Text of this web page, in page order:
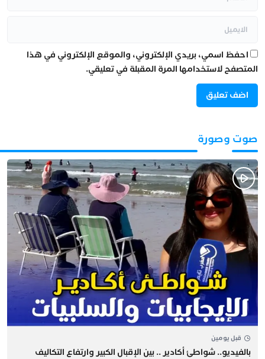
احفظ اسمي، بريدي الإلكتروني، والموقع الإلكتروني في هذا
المتصفح لاستخدامها المرة المقبلة في تعليقي.
صوت وصورة
قبل يومين
بالفيديو.. شواطئ أكادير .. بين الإقبال الكبير وارتفاع التكاليف